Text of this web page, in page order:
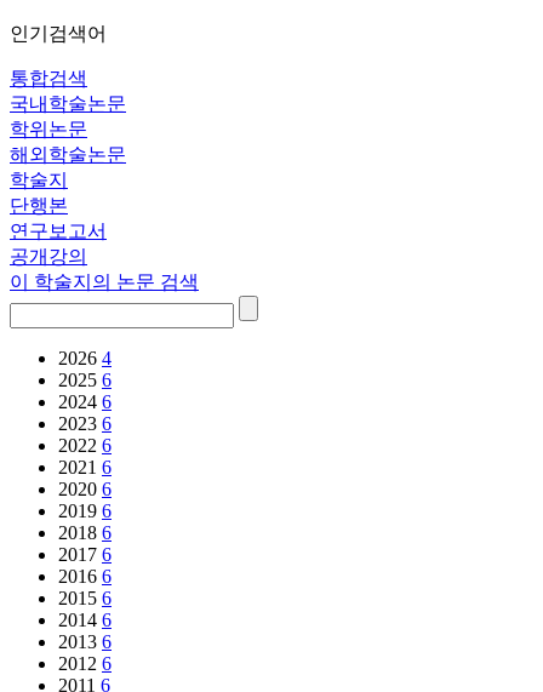
인기검색어
통합검색
국내학술논문
학위논문
해외학술논문
학술지
단행본
연구보고서
공개강의
이 학술지의 논문 검색
2026 4
2025 6
2024 6
2023 6
2022 6
2021 6
2020 6
2019 6
2018 6
2017 6
2016 6
2015 6
2014 6
2013 6
2012 6
2011 6